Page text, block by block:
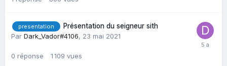
presentation
Présentation du seigneur sith
Par Dark_Vador#4106, 23 mai 2021
0 réponse 1 109 vues